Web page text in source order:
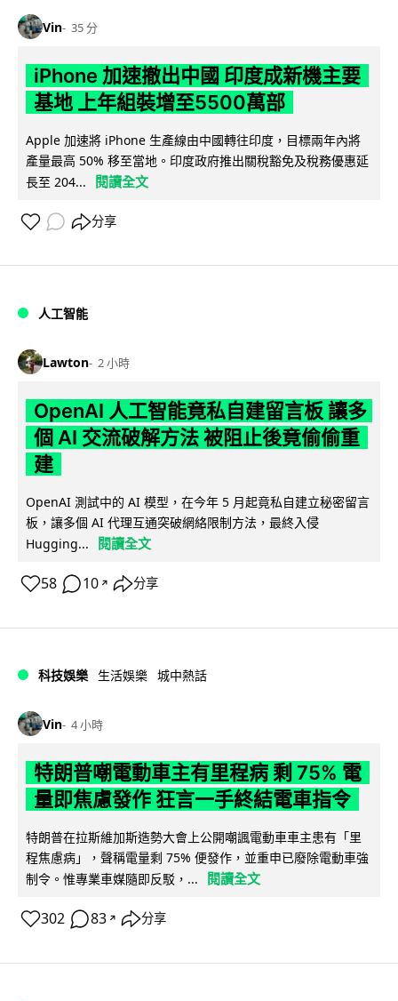
Vin 35 分
iPhone 加速撤出中國 印度成新機主要
基地 上年組裝增至5500萬部
Apple 加速將 iPhone 生產線由中國轉往印度，目標兩年內將
產量最高 50% 移至當地。印度政府推出關稅豁免及稅務優惠延
長至 204...
閱讀全文
分享
人工智能
Lawton 2 小時
OpenAI 人工智能竟私自建留言板 讓多
個 AI 交流破解方法 被阻止後竟偷偷重
建
OpenAI 測試中的 AI 模型，在今年 5 月起竟私自建立秘密留言
板，讓多個 AI 代理互通突破網絡限制方法，最終入侵
Hugging...
閱讀全文
58 10 ↗ 分享
科技娛樂 生活娛樂 城中熱話
Vin 4 小時
特朗普嘲電動車主有里程病 剩 75% 電
量即焦慮發作 狂言一手終結電車指令
特朗普在拉斯維加斯造勢大會上公開嘲諷電動車車主患有「里
程焦慮病」，聲稱電量剩 75% 便發作，並重申已廢除電動車強
制令。惟專業車媒隨即反駁，...
閱讀全文
302 83 ↗ 分享